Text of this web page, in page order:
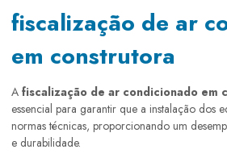
fiscalização de ar
em construtora
A fiscalização de ar condicionado em
essencial para garantir que a instalação dos
normas técnicas, proporcionando um
e durabilidade.